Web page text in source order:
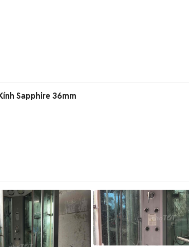
Sapphire 36mm